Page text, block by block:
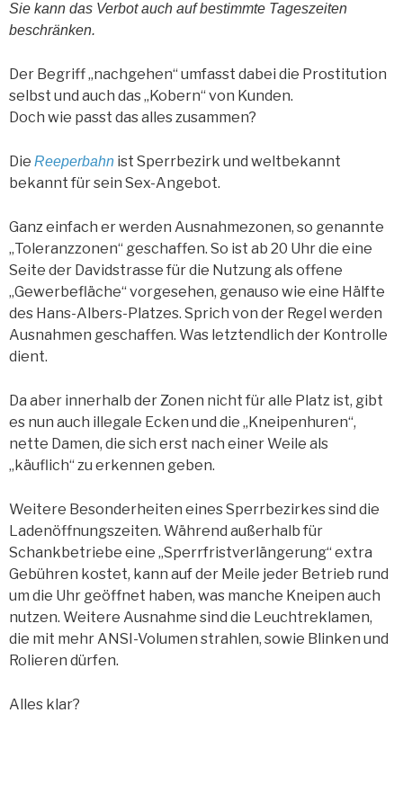
Sie kann das Verbot auch auf bestimmte Tageszeiten
beschränken.
Der Begriff „nachgehen“ umfasst dabei die Prostitution
selbst und auch das „Kobern“ von Kunden.
Doch wie passt das alles zusammen?
Die Reeperbahn ist Sperrbezirk und weltbekannt
bekannt für sein Sex-Angebot.
Ganz einfach er werden Ausnahmezonen, so genannte
„Toleranzzonen“ geschaffen. So ist ab 20 Uhr die eine
Seite der Davidstrasse für die Nutzung als offene
„Gewerbefläche“ vorgesehen, genauso wie eine Hälfte
des Hans-Albers-Platzes. Sprich von der Regel werden
Ausnahmen geschaffen. Was letztendlich der Kontrolle
dient.
Da aber innerhalb der Zonen nicht für alle Platz ist, gibt
es nun auch illegale Ecken und die „Kneipenhuren“,
nette Damen, die sich erst nach einer Weile als
„käuflich“ zu erkennen geben.
Weitere Besonderheiten eines Sperrbezirkes sind die
Ladenöffnungszeiten. Während außerhalb für
Schankbetriebe eine „Sperrfristverlängerung“ extra
Gebühren kostet, kann auf der Meile jeder Betrieb rund
um die Uhr geöffnet haben, was manche Kneipen auch
nutzen. Weitere Ausnahme sind die Leuchtreklamen,
die mit mehr ANSI-Volumen strahlen, sowie Blinken und
Rolieren dürfen.
Alles klar?